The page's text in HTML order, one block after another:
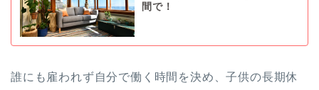
間で！
誰にも雇われず自分で働く時間を決め、子供の長期休